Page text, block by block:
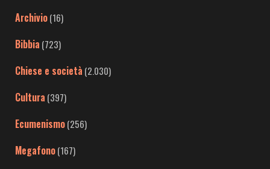
Archivio(16)
Bibbia (723)
Chiese e società (2.030)
Cultura (397)
Ecumenismo(256)
Megafono(167)